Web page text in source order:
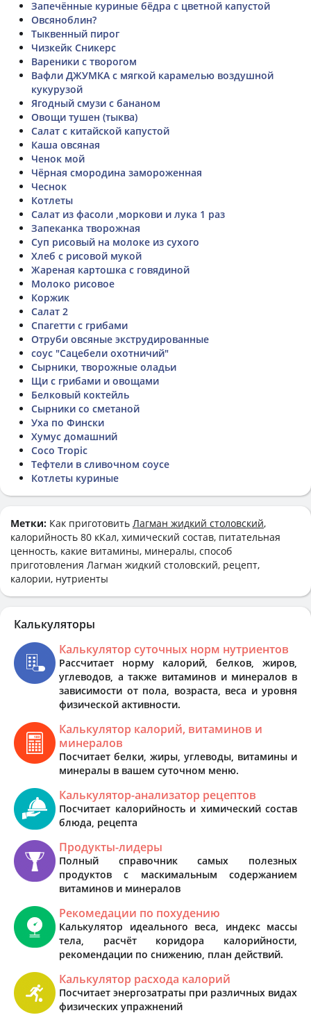
Запечённые куриные бёдра с цветной капустой
Овсяноблин?
Тыквенный пирог
Чизкейк Сникерс
Вареники с творогом
Вафли ДЖУМКА с мягкой карамелью воздушной
кукурузой
Ягодный смузи с бананом
Овощи тушен (тыква)
Салат с китайской капустой
Каша овсяная
Ченок мой
Чёрная смородина замороженная
Чеснок
Котлеты
Салат из фасоли ,моркови и лука 1 раз
Запеканка творожная
Суп рисовый на молоке из сухого
Хлеб с рисовой мукой
Жареная картошка с говядиной
Молоко рисовое
Коржик
Салат 2
Спагетти с грибами
Отруби овсяные экструдированные
соус "Сацебели охотничий"
Сырники, творожные оладьи
Щи с грибами и овощами
Белковый коктейль
Сырники со сметаной
Уха по Фински
Хумус домашний
Coco Tropic
Тефтели в сливочном соусе
Котлеты куриные
Метки: Как приготовить Лагман жидкий столовский,
калорийность 80 кКал, химический состав, питательная
ценность, какие витамины, минералы, способ
приготовления Лагман жидкий столовский, рецепт,
калории, нутриенты
Калькуляторы
Калькулятор суточных норм нутриентов
Рассчитает норму калорий, белков, жиров,
углеводов, а также витаминов и минералов в
зависимости от пола, возраста, веса и уровня
физической активности.
Калькулятор калорий, витаминов и
минералов
Посчитает белки, жиры, углеводы, витамины и
минералы в вашем суточном меню.
Калькулятор-анализатор рецептов
Посчитает калорийность и химический состав
блюда, рецепта
Продукты-лидеры
Полный справочник самых полезных
продуктов с маскимальным содержанием
витаминов и минералов
Рекомедации по похудению
Калькулятор идеального веса, индекс массы
тела, расчёт коридора калорийности,
рекомендации по снижению, план действий.
Калькулятор расхода калорий
Посчитает энергозатраты при различных видах
физических упражнений